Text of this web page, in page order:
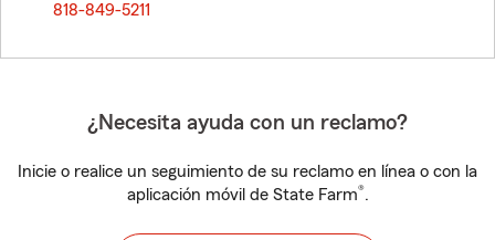
818-849-5211
¿Necesita ayuda con un reclamo?
Inicie o realice un seguimiento de su reclamo en línea o con la
aplicación móvil de State Farm®.